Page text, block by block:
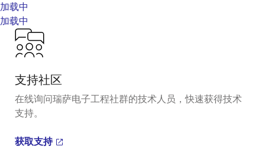
加载中
加载中
支持社区
在线询问瑞萨电子工程社群的技术人员，快速获得技术
支持。
获取支持